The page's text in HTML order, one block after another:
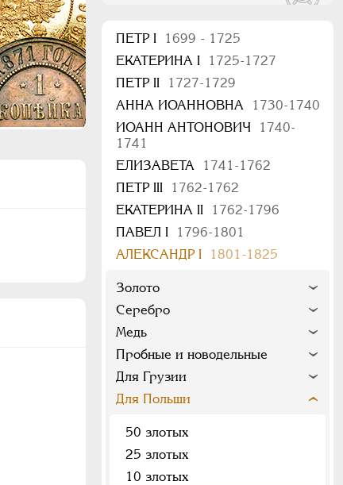
ПEТР I
1699 - 1725
ЕКАТЕРИНА I
1725-1727
ПЕТР II
1727-1729
АННА ИОАННОВНА
1730-1740
ИОАНН АНТОНОВИЧ
1740-
1741
ЕЛИЗАВЕТА
1741-1762
ПЕТР III
1762-1762
ЕКАТЕРИНА II
1762-1796
ПАВЕЛ I
1796-1801
АЛЕКСАНДР I
1801-1825
Золото
Серебро
Медь
Пробные и новодельные
Для Грузии
Для Польши
50 злотых
25 злотых
10 злотых